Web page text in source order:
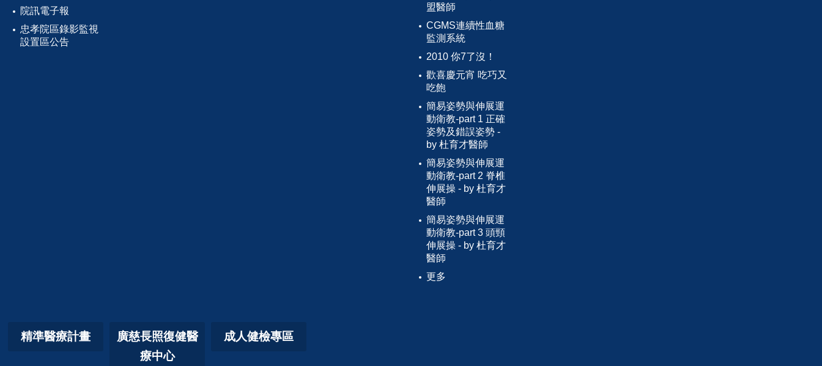
院訊電子報
忠孝院區錄影監視
設置區公告
盟醫師
CGMS連續性血糖
監測系統
2010 你7了沒！
歡喜慶元宵 吃巧又
吃飽
簡易姿勢與伸展運
動衛教-part 1 正確
姿勢及錯誤姿勢 -
by 杜育才醫師
簡易姿勢與伸展運
動衛教-part 2 脊椎
伸展操 - by 杜育才
醫師
簡易姿勢與伸展運
動衛教-part 3 頭頸
伸展操 - by 杜育才
醫師
更多
精準醫療計畫
廣慈長照復健醫
療中心
成人健檢專區